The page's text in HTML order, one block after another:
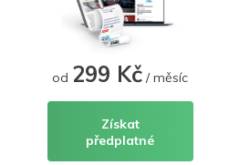
od 299 Kč / měsíc
Získat
předplatné